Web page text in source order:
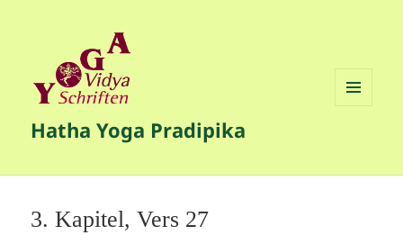
Hatha Yoga Pradipika
3. Kapitel, Vers 27